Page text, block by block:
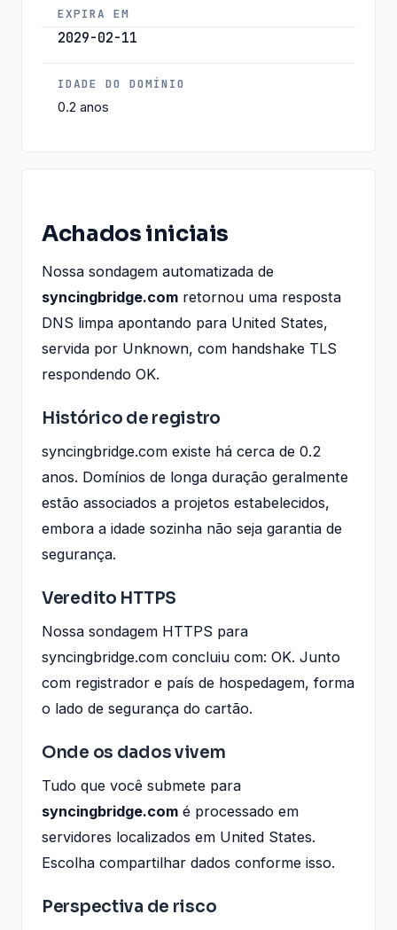
EXPIRA EM
2029-02-11
IDADE DO DOMÍNIO
0.2 anos
Achados iniciais
Nossa sondagem automatizada de
syncingbridge.com retornou uma resposta
DNS limpa apontando para United States,
servida por Unknown, com handshake TLS
respondendo OK.
Histórico de registro
syncingbridge.com existe há cerca de 0.2
anos. Domínios de longa duração geralmente
estão associados a projetos estabelecidos,
embora a idade sozinha não seja garantia de
segurança.
Veredito HTTPS
Nossa sondagem HTTPS para
syncingbridge.com concluiu com: OK. Junto
com registrador e país de hospedagem, forma
o lado de segurança do cartão.
Onde os dados vivem
Tudo que você submete para
syncingbridge.com é processado em
servidores localizados em United States.
Escolha compartilhar dados conforme isso.
Perspectiva de risco